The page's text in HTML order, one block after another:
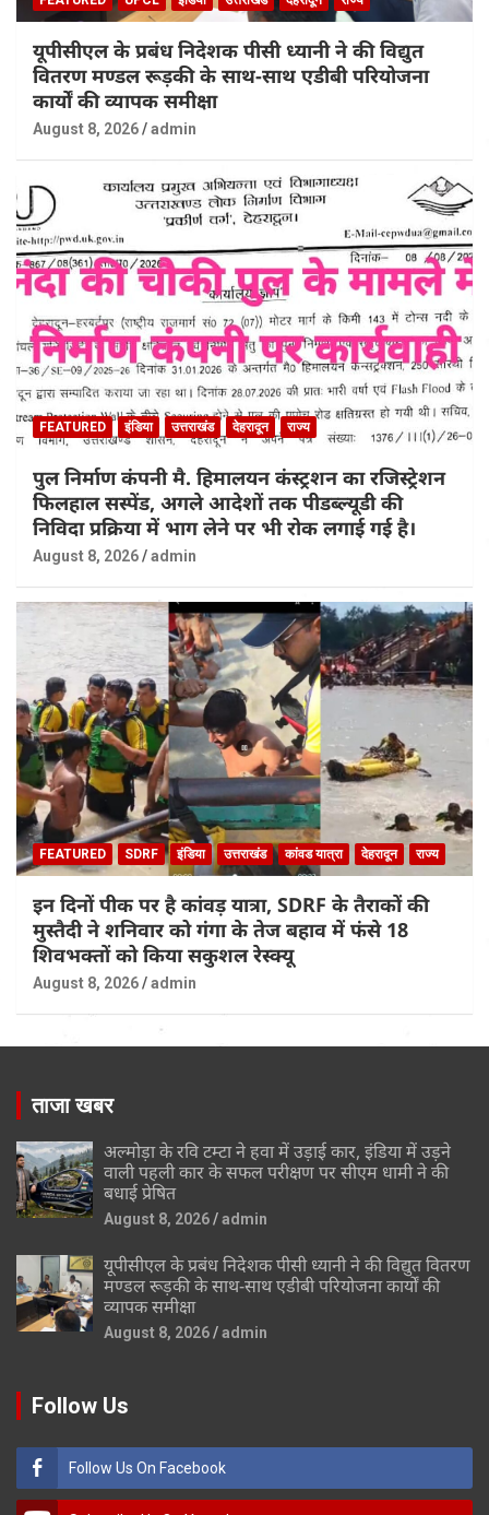
यूपीसीएल के प्रबंध निदेशक पीसी ध्यानी ने की विद्युत
वितरण मण्डल रूड़की के साथ-साथ एडीबी परियोजना
कार्यों की व्यापक समीक्षा
August 8, 2026 admin
FEATURED इंडिया उत्तराखंड देहरादून राज्य
पुल निर्माण कंपनी मै. हिमालयन कंस्ट्रशन का रजिस्ट्रेशन
फिलहाल सस्पेंड, अगले आदेशों तक पीडब्ल्यूडी की
निविदा प्रक्रिया में भाग लेने पर भी रोक लगाई गई है।
August 8, 2026 admin
FEATURED SDRF इंडिया उत्तराखंड कांवड यात्रा देहरादून राज्य
इन दिनों पीक पर है कांवड़ यात्रा, SDRF के तैराकों की
मुस्तैदी ने शनिवार को गंगा के तेज बहाव में फंसे 18
शिवभक्तों को किया सकुशल रेस्क्यू
August 8, 2026 admin
ताजा खबर
अल्मोड़ा के रवि टम्टा ने हवा में उड़ाई कार, इंडिया में उड़ने
वाली पहली कार के सफल परीक्षण पर सीएम धामी ने की
बधाई प्रेषित
August 8, 2026 admin
यूपीसीएल के प्रबंध निदेशक पीसी ध्यानी ने की विद्युत वितरण
मण्डल रूड़की के साथ-साथ एडीबी परियोजना कार्यों की
व्यापक समीक्षा
August 8, 2026 admin
Follow Us
Follow Us On Facebook